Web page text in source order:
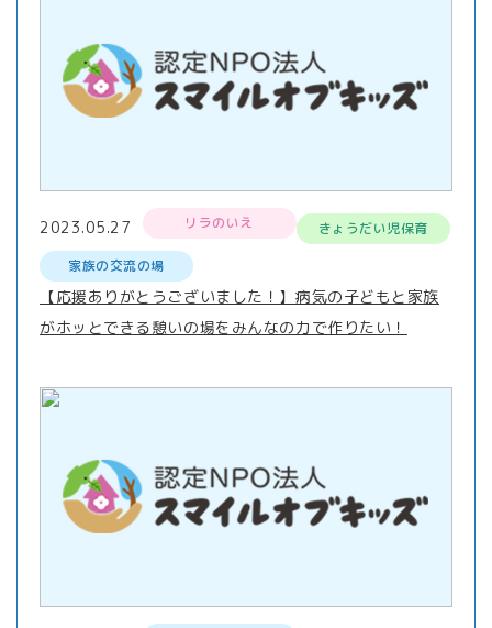
2023.05.27 リラのいえ
きょうだい児保育
家族の交流の場
【応援ありがとうございました！】病気の子どもと家族
がホッとできる憩いの場をみんなの力で作りたい！